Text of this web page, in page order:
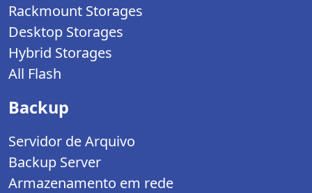
Rackmount Storages
Desktop Storages
Hybrid Storages
All Flash
Backup
Servidor de Arquivo
Backup Server
Armazenamento em rede